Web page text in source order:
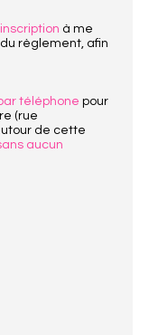
à me
règlement, afin
téléphone pour
(rue
de cette
aucun